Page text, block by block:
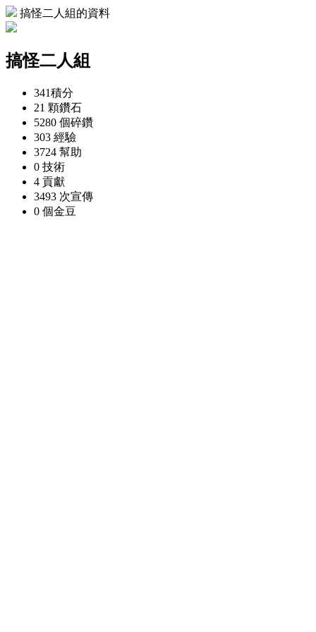
搞怪二人組的資料
搞怪二人組
341積分
21 顆鑽石
5280 個碎鑽
303 經驗
3724 幫助
0 技術
4 貢獻
3493 次宣傳
0 個金豆